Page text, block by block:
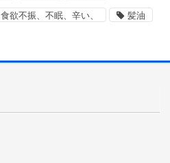
食欲不振、不眠、辛い、 髪油